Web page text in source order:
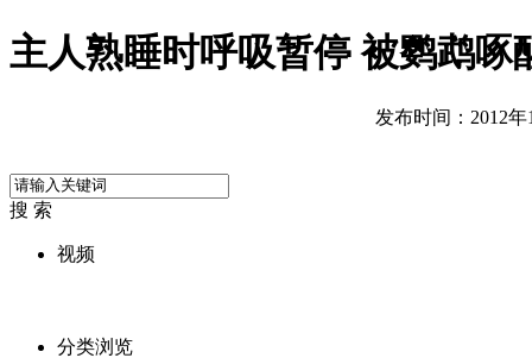
主人熟睡时呼吸暂停 被鹦鹉啄
发布时间：2012年
搜 索
视频
分类浏览